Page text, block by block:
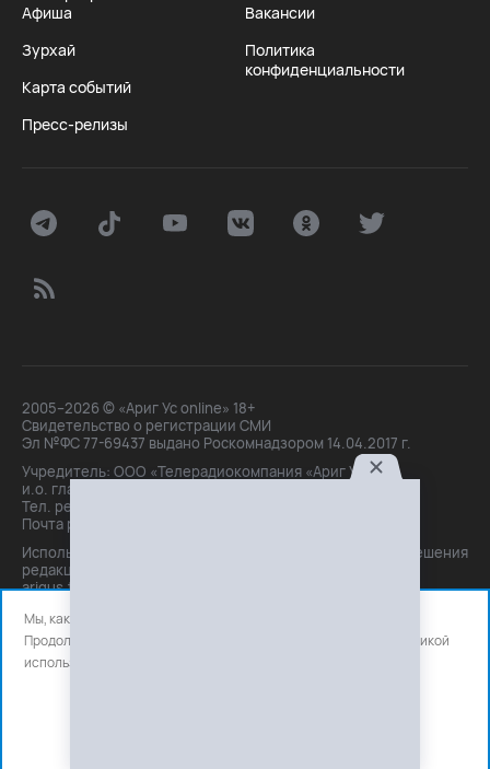
Афиша
Зурхай
Карта событий
Пресс-релизы
Вакансии
Политика
конфиденциальности
2005–2026 © «Ариг Ус online» 18+
Свидетельство о регистрации СМИ
Эл №ФС 77-69437 выдано Роскомнадзором 14.04.2017 г.
Учредитель: ООО «Телерадиокомпания «Ариг Ус»,
и.о. главного редактора: Маханова О.Б.
Тел. peдakции: +7(3012)21-30-14,
Почта peдakции: editor@arigus.tv
Использование материалов только с письменного разрешения
редакции. При цитировании прямая активная ссылка на
arigus.tv обязательна.
Мы, как и все используем файлы cookie и сервисы аналитики.
Продолжая использовать сайт, вы соглашаетесь с нашей
политикой
использования